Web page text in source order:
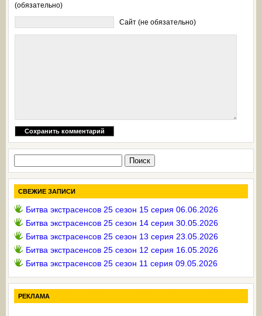
(обязательно)
Сайт (не обязательно)
СВЕЖИЕ ЗАПИСИ
Битва экстрасенсов 25 сезон 15 серия 06.06.2026
Битва экстрасенсов 25 сезон 14 серия 30.05.2026
Битва экстрасенсов 25 сезон 13 серия 23.05.2026
Битва экстрасенсов 25 сезон 12 серия 16.05.2026
Битва экстрасенсов 25 сезон 11 серия 09.05.2026
РЕКЛАМА